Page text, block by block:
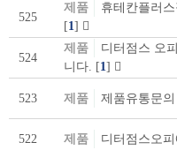
525
제품
휴테칸플러
[1]
524
제품
디터점스 오
니다. [1]
523 제품 제품유통문의
522 제품 디터점스오